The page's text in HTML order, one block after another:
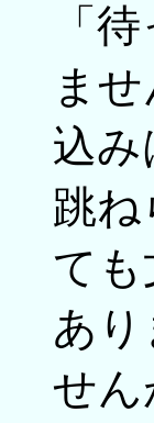
「
ま
込
跳
て
あ
せ